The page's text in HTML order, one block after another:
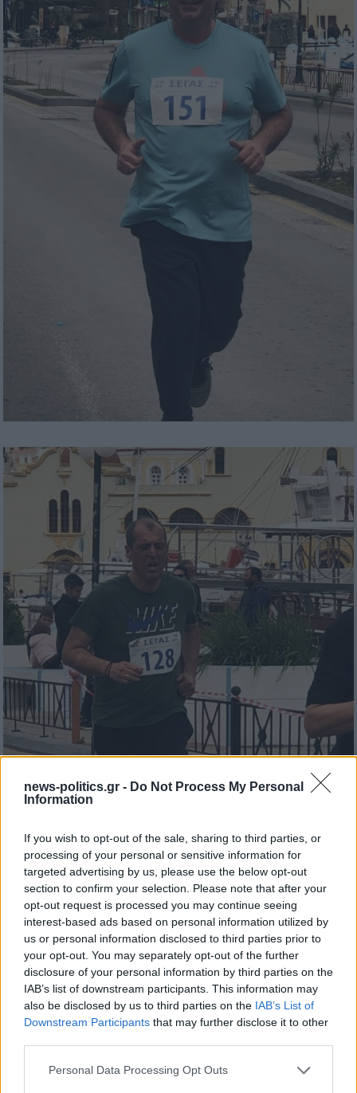
news-politics.gr - Do Not Process My Personal
Information
If you wish to opt-out of the sale, sharing to third parties, or
processing of your personal or sensitive information for
targeted advertising by us, please use the below opt-out
section to confirm your selection. Please note that after your
opt-out request is processed you may continue seeing
interest-based ads based on personal information utilized by
us or personal information disclosed to third parties prior to
your opt-out. You may separately opt-out of the further
disclosure of your personal information by third parties on the
IAB’s list of downstream participants. This information may
also be disclosed by us to third parties on the IAB’s List of
Downstream Participants that may further disclose it to other
Personal Data Processing Opt Outs